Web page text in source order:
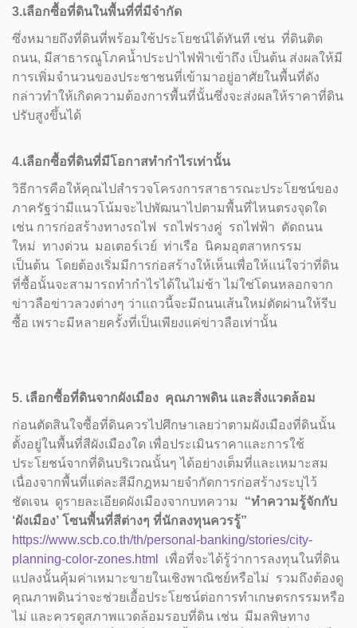
3.เลือกซื้อที่ดินในพื้นที่ที่มีจำกัด
ซึ่งหมายถึงที่ดินที่พร้อมใช้ประโยชน์ได้ทันที เช่น ที่ดินติด
ถนน, มีสาธารณูโภคน้ำประปาไฟฟ้าเข้าถึง เป็นต้น ส่งผลให้มี
การเพิ่มจำนวนของประชาชนที่เข้ามาอยู่อาศัยในพื้นที่ดัง
กล่าวทำให้เกิดความต้องการพื้นที่นั้นซึ่งจะส่งผลให้ราคาที่ดิน
ปรับสูงขึ้นได้
4.เลือกซื้อที่ดินที่มีโอกาสทำกำไรเท่านั้น
วิธีการคือให้คุณไปสำรวจโครงการสาธารณะประโยชน์ของ
ภาครัฐว่ามีแนวโน้มจะไปพัฒนาไปตามพื้นที่ไหนตรงจุดใด
เช่น การก่อสร้างทางรถไฟ รถไฟรางคู่ รถไฟฟ้า ตัดถนน
ใหม่ ทางด่วน มอเตอร์เวย์ ท่าเรือ นิคมอุตสาหกรรม
เป็นต้น โดยต้องเริ่มมีการก่อสร้างให้เห็นเพื่อให้แน่ใจว่าที่ดิน
ที่ซื้อนั้นจะสามารถทำกำไรได้ในไม่ช้า ไม่ใช่โดนหลอกจาก
ข่าวลือข่าวลวงต่างๆ ว่าแถวนี้จะมีถนนเส้นใหม่ตัดผ่านให้รีบ
ซื้อ เพราะมีหลายครั้งที่เป็นเพียงแค่ข่าวลือเท่านั้น
5. เลือกซื้อที่ดินจากผังเมือง คุณภาพดิน และสิ่งเเวดล้อม
ก่อนตัดสินใจซื้อที่ดินควรไปศึกษาเลยว่าตามผังเมืองที่ดินนั้น
ตั้งอยู่ในพื้นที่สีผังเมืองใด เพื่อประเมินราคาและการใช้
ประโยชน์จากที่ดินบริเวณนั้นๆ ได้อย่างเต็มที่และเหมาะสม
เนื่องจากพื้นที่แต่ละสีมีกฎหมายจำกัดการก่อสร้างระบุไว้
ชัดเจน ดูรายละเอียดผังเมืองจากบทความ “ทำความรู้จักกับ
‘ผังเมือง’ โซนพื้นที่สีต่างๆ ที่นักลงทุนควรรู้”
https://www.scb.co.th/th/personal-banking/stories/city-
planning-color-zones.html
เพื่อที่จะได้รู้ว่าการลงทุนในที่ดิน
แปลงนั้นคุ้มค่าเหมาะขายในเชิงพาณิชย์หรือไม่ รวมถึงต้องดู
คุณภาพดินว่าจะช่วยเอื้อประโยชน์ต่อการทำเกษตรกรรมหรือ
ไม่ และควรดูสภาพแวดล้อมรอบที่ดิน เช่น มีมลพิษทาง